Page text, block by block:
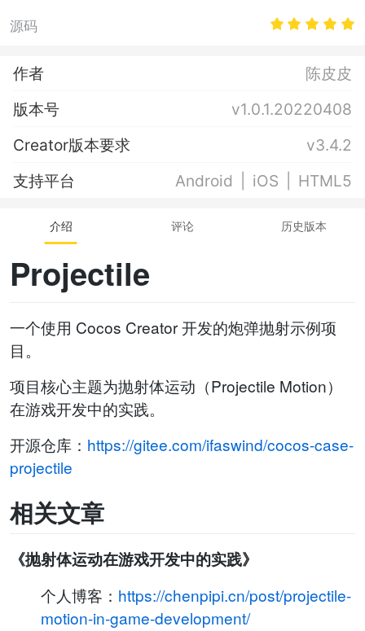
源码
作者
陈皮皮
版本号
v1.0.1.20220408
Creator版本要求
v3.4.2
支持平台
Android iOS HTML5
介绍 评论 历史版本
Projectile
一个使用 Cocos Creator 开发的炮弹抛射示例项
目。
项目核心主题为抛射体运动（Projectile Motion）
在游戏开发中的实践。
开源仓库： https://gitee.com/ifaswind/cocos-case-
projectile
相关文章
《抛射体运动在游戏开发中的实践》
个人博客： https://chenpipi.cn/post/projectile-
motion-in-game-development/